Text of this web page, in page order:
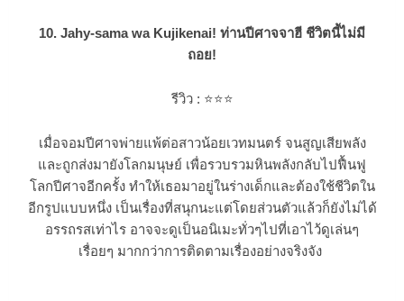
10. Jahy-sama wa Kujikenai! ท่านปีศาจจาฮี ชีวิตนี้ไม่มี
ถอย!
รีวิว : ⭐⭐⭐
เมื่อจอมปีศาจพ่ายแพ้ต่อสาวน้อยเวทมนตร์ จนสูญเสียพลัง
และถูกส่งมายังโลกมนุษย์ เพื่อรวบรวมหินพลังกลับไปฟื้นฟู
โลกปีศาจอีกครั้ง ทำให้เธอมาอยู่ในร่างเด็กและต้องใช้ชีวิตใน
อีกรูปแบบหนึ่ง เป็นเรื่องที่สนุกนะแต่โดยส่วนตัวแล้วก็ยังไม่ได้
อรรถรสเท่าไร อาจจะดูเป็นอนิเมะทั่วๆไปที่เอาไว้ดูเล่นๆ
เรื่อยๆ มากกว่าการติดตามเรื่องอย่างจริงจัง